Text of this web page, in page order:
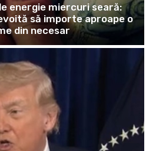
energie miercuri seară:
să importe aproape o
din necesar